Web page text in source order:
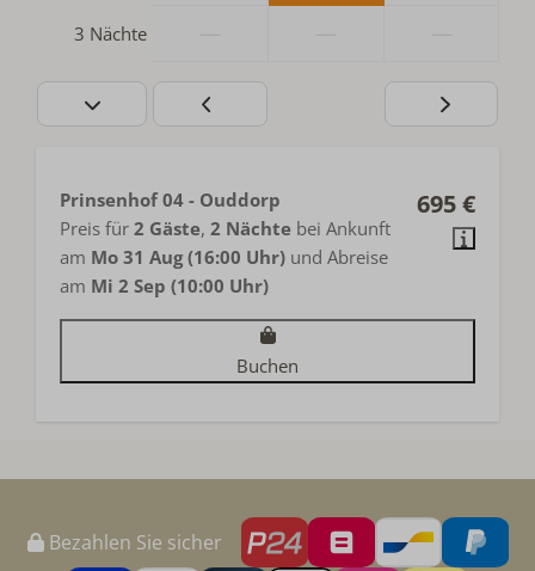
3 Nächte
695 €
Prinsenhof 04 - Ouddorp
Preis für 2 Gäste, 2 Nächte bei Ankunft
am Mo 31 Aug (16:00 Uhr) und Abreise
am Mi 2 Sep (10:00 Uhr)
Buchen
Bezahlen Sie sicher